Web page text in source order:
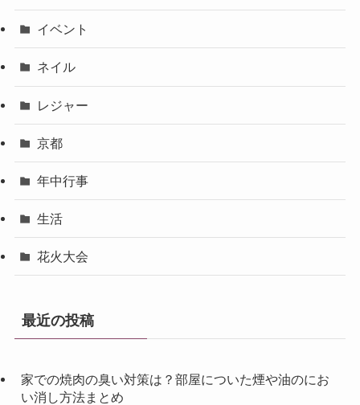
イベント
ネイル
レジャー
京都
年中行事
生活
花火大会
最近の投稿
家での焼肉の臭い対策は？部屋についた煙や油のにお
い消し方法まとめ